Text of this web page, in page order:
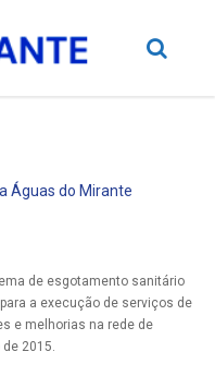
Águas do Mirante
de esgotamento sanitário
a execução de serviços de
e melhorias na rede de
2015.